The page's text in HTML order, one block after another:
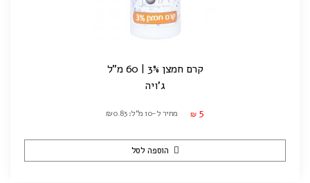
קרם חמצן 3% | 60 מ"ל
ג'ויה
₪ 5 מחיר ל-10 מ"ל: ₪0.83
הוספה לסל